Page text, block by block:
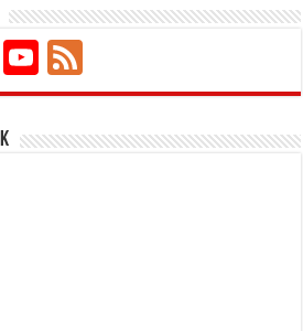
X
YouTube
Channel